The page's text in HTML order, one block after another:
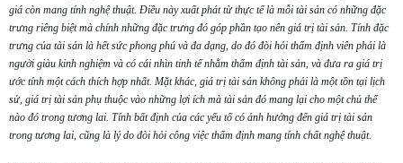
giá còn mang tính nghệ thuật. Điều này xuất phát từ thực tế là mỗi tài sản có những đặc
trưng riêng biệt mà chính những đặc trưng đó góp phần tạo nên giá trị tài sản. Tính đặc
trưng của tài sản là hết sức phong phú và đa dạng, do đó đòi hỏi thẩm định viên phải là
người giàu kinh nghiệm và có cái nhìn tinh tế nhằm thẩm định tài sản, và đưa ra giá trị
ước tính một cách thích hợp nhất. Mặt khác, giá trị tài sản không phải là một tồn tại lịch
sử, giá trị tài sản phụ thuộc vào những lợi ích mà tài sản đó mang lại cho một chủ thể
nào đó trong tương lai. Tính bất định của các yếu tố có ảnh hưởng đến giá trị tài sản
trong tương lai, cũng là lý do đòi hỏi công việc thẩm định mang tính chất nghệ thuật.